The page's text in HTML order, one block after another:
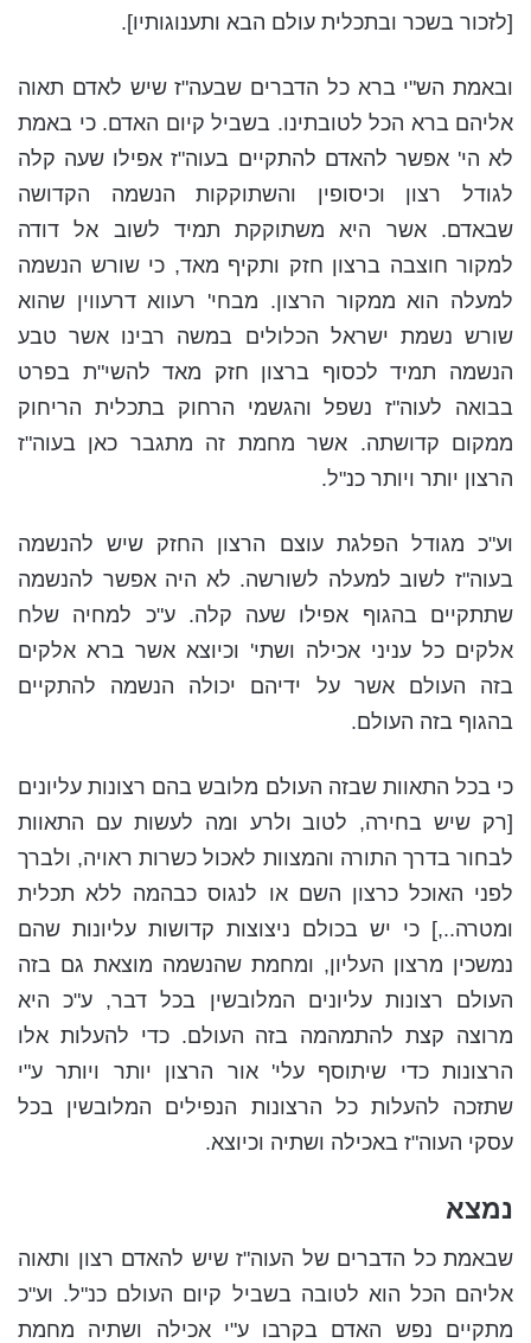
[לזכור בשכר ובתכלית עולם הבא ותענוגותיו].
ובאמת הש"י ברא כל הדברים שבעה"ז שיש לאדם תאוה
אליהם ברא הכל לטובתינו. בשביל קיום האדם. כי באמת
לא הי' אפשר להאדם להתקיים בעוה"ז אפילו שעה קלה
לגודל רצון וכיסופין והשתוקקות הנשמה הקדושה
שבאדם. אשר היא משתוקקת תמיד לשוב אל דודה
למקור חוצבה ברצון חזק ותקיף מאד, כי שורש הנשמה
למעלה הוא ממקור הרצון. מבחי' רעווא דרעווין שהוא
שורש נשמת ישראל הכלולים במשה רבינו אשר טבע
הנשמה תמיד לכסוף ברצון חזק מאד להשי"ת בפרט
בבואה לעוה"ז נשפל והגשמי הרחוק בתכלית הריחוק
ממקום קדושתה. אשר מחמת זה מתגבר כאן בעוה"ז
הרצון יותר ויותר כנ"ל.
וע"כ מגודל הפלגת עוצם הרצון החזק שיש להנשמה
בעוה"ז לשוב למעלה לשורשה. לא היה אפשר להנשמה
שתתקיים בהגוף אפילו שעה קלה. ע"כ למחיה שלח
אלקים כל עניני אכילה ושתי' וכיוצא אשר ברא אלקים
בזה העולם אשר על ידיהם יכולה הנשמה להתקיים
בהגוף בזה העולם.
כי בכל התאוות שבזה העולם מלובש בהם רצונות עליונים
[רק שיש בחירה, לטוב ולרע ומה לעשות עם התאוות
לבחור בדרך התורה והמצוות לאכול כשרות ראויה, ולברך
לפני האוכל כרצון השם או לנגוס כבהמה ללא תכלית
ומטרה..,] כי יש בכולם ניצוצות קדושות עליונות שהם
נמשכין מרצון העליון, ומחמת שהנשמה מוצאת גם בזה
העולם רצונות עליונים המלובשין בכל דבר, ע"כ היא
מרוצה קצת להתמהמה בזה העולם. כדי להעלות אלו
הרצונות כדי שיתוסף עלי' אור הרצון יותר ויותר ע"י
שתזכה להעלות כל הרצונות הנפילים המלובשין בכל
עסקי העוה"ז באכילה ושתיה וכיוצא.
נמצא
שבאמת כל הדברים של העוה"ז שיש להאדם רצון ותאוה
אליהם הכל הוא לטובה בשביל קיום העולם כנ"ל. וע"כ
מתקיים נפש האדם בקרבו ע"י אכילה ושתיה מחמת